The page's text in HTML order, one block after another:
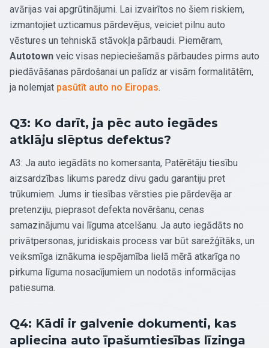
avārijas vai apgrūtinājumi. Lai izvairītos no šiem riskiem,
izmantojiet uzticamus pārdevējus, veiciet pilnu auto
vēstures un tehniskā stāvokļa pārbaudi. Piemēram,
Autotown veic visas nepieciešamās pārbaudes pirms auto
piedāvāšanas pārdošanai un palīdz ar visām formalitātēm,
ja nolemjat pasūtīt auto no Eiropas.
Q3: Ko darīt, ja pēc auto iegādes
atklāju slēptus defektus?
A3: Ja auto iegādāts no komersanta, Patērētāju tiesību
aizsardzības likums paredz divu gadu garantiju pret
trūkumiem. Jums ir tiesības vērsties pie pārdevēja ar
pretenziju, pieprasot defekta novēršanu, cenas
samazinājumu vai līguma atcelšanu. Ja auto iegādāts no
privātpersonas, juridiskais process var būt sarežģītāks, un
veiksmīga iznākuma iespējamība lielā mērā atkarīga no
pirkuma līguma nosacījumiem un nodotās informācijas
patiesuma.
Q4: Kādi ir galvenie dokumenti, kas
apliecina auto īpašumtiesības līzinga